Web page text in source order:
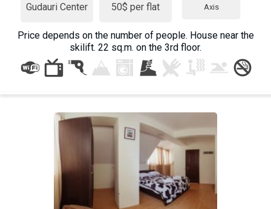
Gudauri Center 50$ per flat Axis
Price depends on the number of people. House near the
skilift. 22 sq.m. on the 3rd floor.